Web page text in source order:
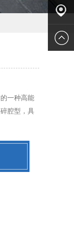
QQ客服
联系我
一种高能
腔型，具